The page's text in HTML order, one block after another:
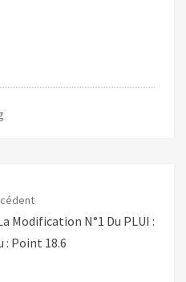
Modification N°1 Du PLUI :
: Point 18.6